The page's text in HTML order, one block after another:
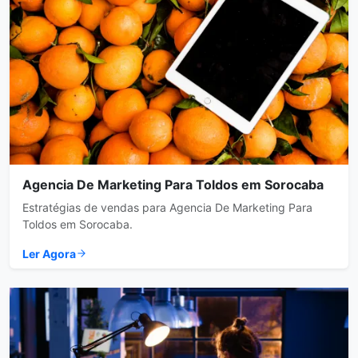
Agencia De Marketing Para Toldos em Sorocaba
Estratégias de vendas para Agencia De Marketing Para
Toldos em Sorocaba.
Ler Agora